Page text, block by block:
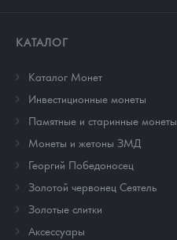
КАТАЛОГ
Каталог Монет
Инвестиционные монеты
Памятные и старинные монеты
Монеты и жетоны ЗМД
Георгий Победоносец
Золотой червонец Сеятель
Золотые слитки
Аксессуары